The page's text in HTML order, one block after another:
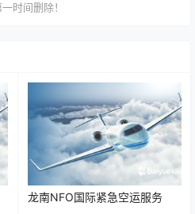
时间删除！
龙南NFO国际紧急空运服务